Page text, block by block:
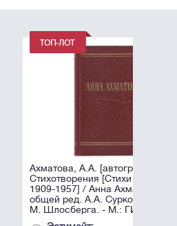
[автограф]
[Стихи разных лет
Анна Ахматова, под
А.А. Суркова; Оформл.
- М.: ГИХЛ, ...